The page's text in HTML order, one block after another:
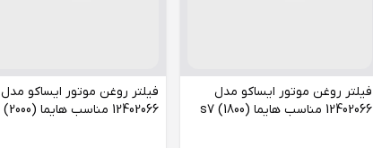
فیلتر روغن موتور ایساکو مدل
12402066 مناسب هایما (s7 (1800
فیلتر روغن موتور ایساکو مدل
12402066 مناسب هایما (s7 (2000